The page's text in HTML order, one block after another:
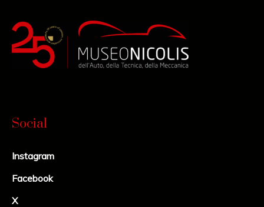
Social
Instagram
Facebook
X